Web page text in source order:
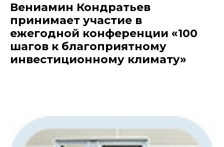
Вениамин Кондратьев
принимает участие в
ежегодной конференции «100
шагов к благоприятному
инвестиционному климату»